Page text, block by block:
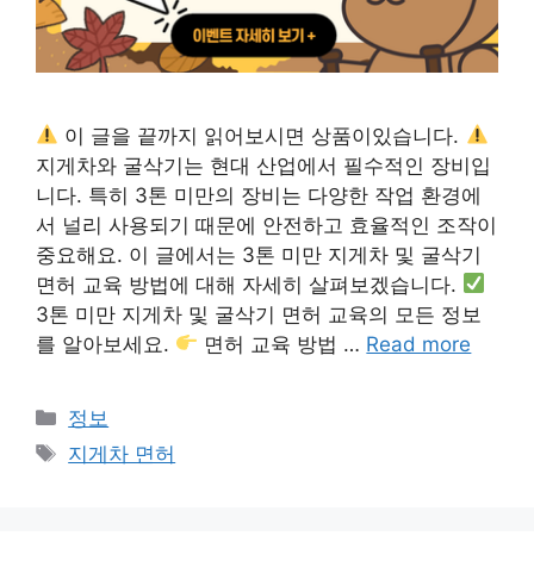
이 글을 끝까지 읽어보시면 상품이있습니다.
지게차와 굴삭기는 현대 산업에서 필수적인 장비입
니다. 특히 3톤 미만의 장비는 다양한 작업 환경에
서 널리 사용되기 때문에 안전하고 효율적인 조작이
중요해요. 이 글에서는 3톤 미만 지게차 및 굴삭기
면허 교육 방법에 대해 자세히 살펴보겠습니다.
3톤 미만 지게차 및 굴삭기 면허 교육의 모든 정보
를 알아보세요.
면허 교육 방법 … Read more
Categories
정보
Tags
지게차 면허